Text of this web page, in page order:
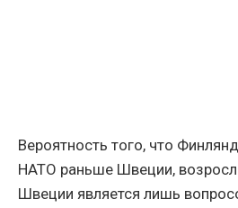
Вероятность того, что
НАТО раньше Швеции,
Швеции является лишь